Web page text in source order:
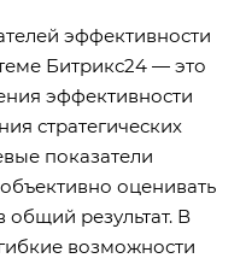
эффективности
Битрикс24 — это
эффективности
стратегических
показатели
оценивать
общий результат. В
возможности